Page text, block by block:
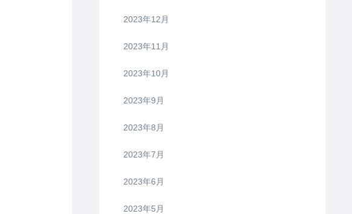
2023年12月
2023年11月
2023年10月
2023年9月
2023年8月
2023年7月
2023年6月
2023年5月